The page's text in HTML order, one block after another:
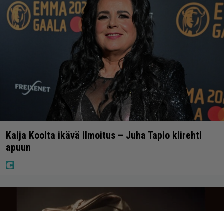
Kaija Koolta ikävä ilmoitus – Juha Tapio kiirehti
apuun